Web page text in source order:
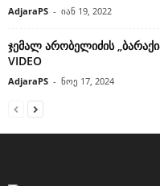
AdjaraPS - იან 19, 2022
ჯემალ არობელიძის
VIDEO
AdjaraPS - ნოე 17, 2024